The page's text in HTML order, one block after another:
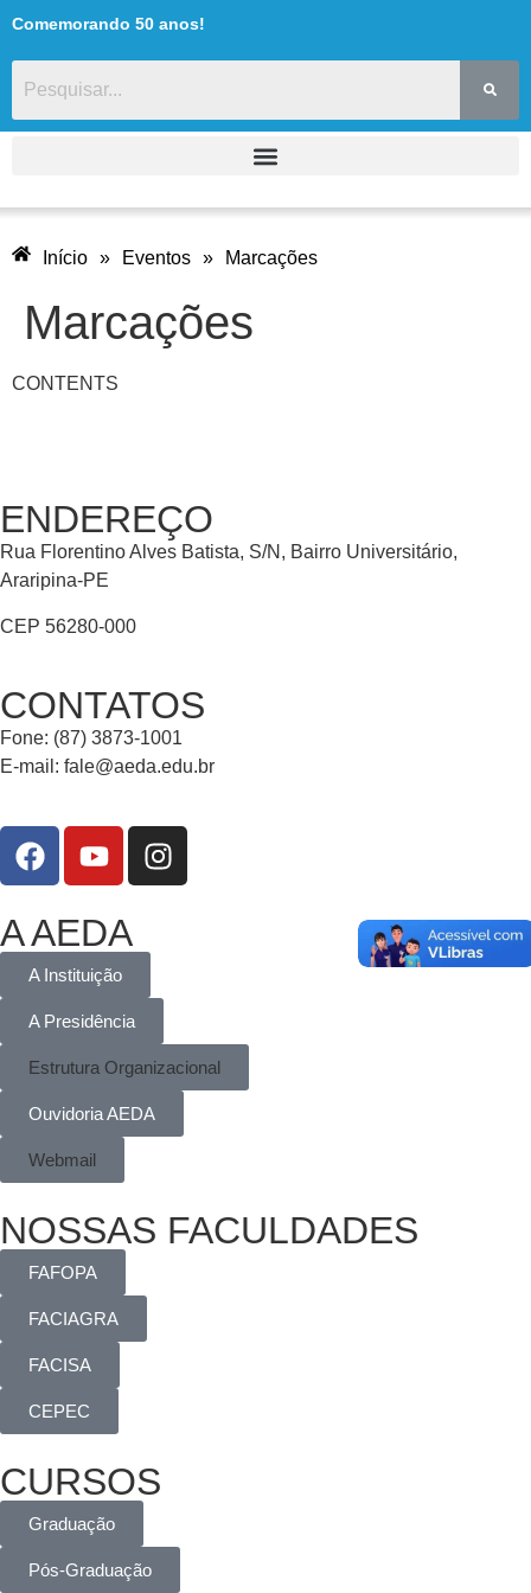
conteúdo
Comemorando 50 anos!
Início » Eventos » Marcações
Marcações
CONTENTS
ENDEREÇO
Rua Florentino Alves Batista, S/N, Bairro Universitário,
Araripina-PE
CEP 56280-000
CONTATOS
Fone: (87) 3873-1001
E-mail: fale@aeda.edu.br
A AEDA
A Instituição
A Presidência
Estrutura Organizacional
Ouvidoria AEDA
Webmail
NOSSAS FACULDADES
FAFOPA
FACIAGRA
FACISA
CEPEC
CURSOS
Graduação
Pós-Graduação